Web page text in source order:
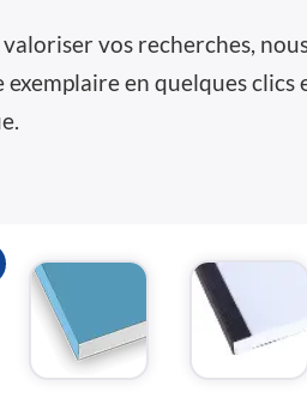
vos recherches,
en quelques clics